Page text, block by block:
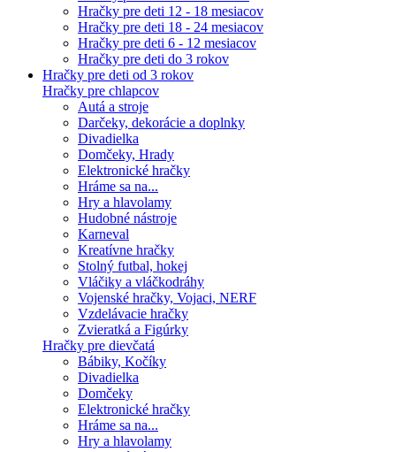
Hračky pre deti 12 - 18 mesiacov
Hračky pre deti 18 - 24 mesiacov
Hračky pre deti 6 - 12 mesiacov
Hračky pre deti do 3 rokov
Hračky pre deti od 3 rokov
Hračky pre chlapcov
Autá a stroje
Darčeky, dekorácie a doplnky
Divadielka
Domčeky, Hrady
Elektronické hračky
Hráme sa na...
Hry a hlavolamy
Hudobné nástroje
Karneval
Kreatívne hračky
Stolný futbal, hokej
Vláčiky a vláčkodráhy
Vojenské hračky, Vojaci, NERF
Vzdelávacie hračky
Zvieratká a Figúrky
Hračky pre dievčatá
Bábiky, Kočíky
Divadielka
Domčeky
Elektronické hračky
Hráme sa na...
Hry a hlavolamy